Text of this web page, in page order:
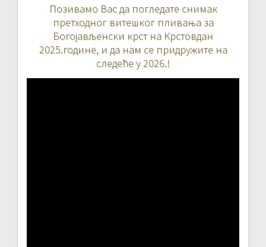
Позивамо Вас да погледате снимак
претходног витешког пливања за
Богојављенски крст на Крстовдан
2025.године, и да нам се придружите на
следеће у 2026.!